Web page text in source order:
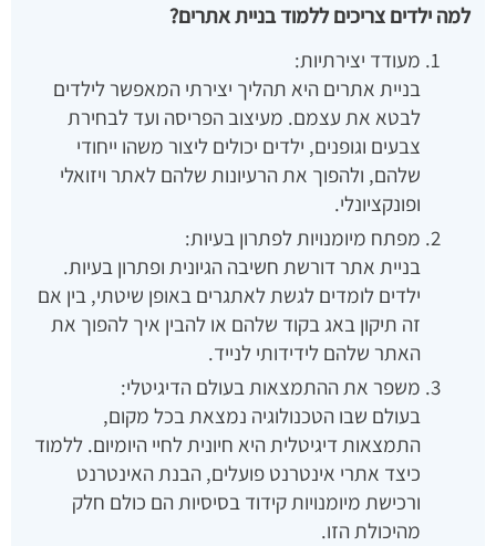
למה ילדים צריכים ללמוד בניית אתרים?
מעודד יצירתיות:
בניית אתרים היא תהליך יצירתי המאפשר לילדים
לבטא את עצמם. מעיצוב הפריסה ועד לבחירת
צבעים וגופנים, ילדים יכולים ליצור משהו ייחודי
שלהם, ולהפוך את הרעיונות שלהם לאתר ויזואלי
ופונקציונלי.
מפתח מיומנויות לפתרון בעיות:
בניית אתר דורשת חשיבה הגיונית ופתרון בעיות.
ילדים לומדים לגשת לאתגרים באופן שיטתי, בין אם
זה תיקון באג בקוד שלהם או להבין איך להפוך את
האתר שלהם לידידותי לנייד.
משפר את ההתמצאות בעולם הדיגיטלי:
בעולם שבו הטכנולוגיה נמצאת בכל מקום,
התמצאות דיגיטלית היא חיונית לחיי היומיום. ללמוד
כיצד אתרי אינטרנט פועלים, הבנת האינטרנט
ורכישת מיומנויות קידוד בסיסיות הם כולם חלק
מהיכולת הזו.